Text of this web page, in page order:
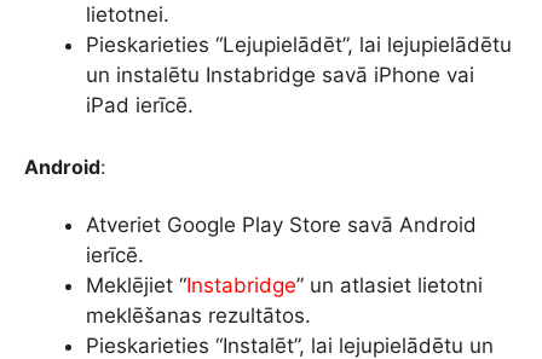
lietotnei.
Pieskarieties “Lejupielādēt”, lai lejupielādētu
un instalētu Instabridge savā iPhone vai
iPad ierīcē.
Android:
Atveriet Google Play Store savā Android
ierīcē.
Meklējiet “Instabridge” un atlasiet lietotni
meklēšanas rezultātos.
Pieskarieties “Instalēt”, lai lejupielādētu un